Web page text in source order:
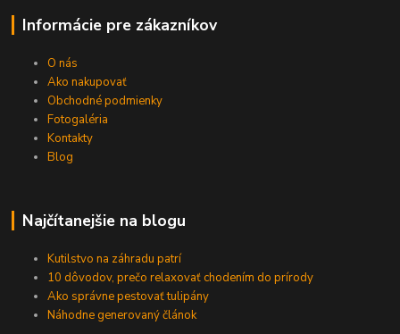
Informácie pre zákazníkov
O nás
Ako nakupovať
Obchodné podmienky
Fotogaléria
Kontakty
Blog
Najčítanejšie na blogu
Kutilstvo na záhradu patrí
10 dôvodov, prečo relaxovať chodením do prírody
Ako správne pestovať tulipány
Náhodne generovaný článok